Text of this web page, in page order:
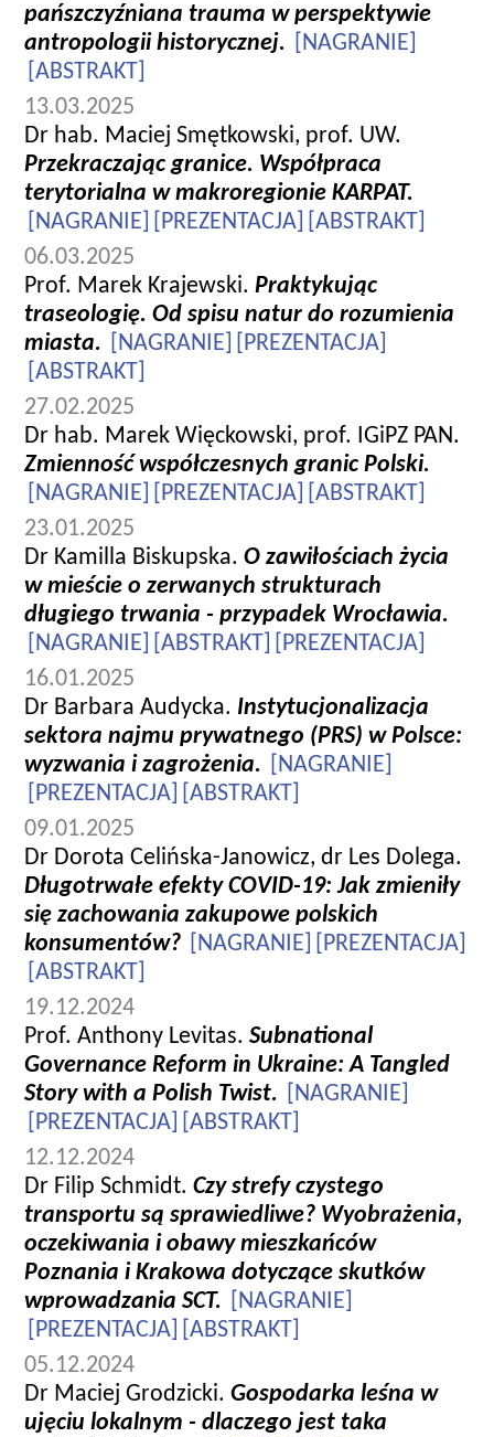
pańszczyźniana trauma w perspektywie
antropologii historycznej.
[NAGRANIE]
[ABSTRAKT]
13.03.2025
Dr hab. Maciej Smętkowski, prof. UW.
Przekraczając granice. Współpraca
terytorialna w makroregionie KARPAT.
[NAGRANIE]
[PREZENTACJA]
[ABSTRAKT]
06.03.2025
Prof. Marek Krajewski. Praktykując
traseologię. Od spisu natur do rozumienia
miasta.
[NAGRANIE]
[PREZENTACJA]
[ABSTRAKT]
27.02.2025
Dr hab. Marek Więckowski, prof. IGiPZ PAN.
Zmienność współczesnych granic Polski.
[NAGRANIE]
[PREZENTACJA]
[ABSTRAKT]
23.01.2025
Dr Kamilla Biskupska. O zawiłościach życia
w mieście o zerwanych strukturach
długiego trwania - przypadek Wrocławia.
[NAGRANIE]
[ABSTRAKT]
[PREZENTACJA]
16.01.2025
Dr Barbara Audycka. Instytucjonalizacja
sektora najmu prywatnego (PRS) w Polsce:
wyzwania i zagrożenia.
[NAGRANIE]
[PREZENTACJA]
[ABSTRAKT]
09.01.2025
Dr Dorota Celińska-Janowicz, dr Les Dolega.
Długotrwałe efekty COVID-19: Jak zmieniły
się zachowania zakupowe polskich
konsumentów?
[NAGRANIE]
[PREZENTACJA]
[ABSTRAKT]
19.12.2024
Prof. Anthony Levitas. Subnational
Governance Reform in Ukraine: A Tangled
Story with a Polish Twist.
[NAGRANIE]
[PREZENTACJA]
[ABSTRAKT]
12.12.2024
Dr Filip Schmidt. Czy strefy czystego
transportu są sprawiedliwe? Wyobrażenia,
oczekiwania i obawy mieszkańców
Poznania i Krakowa dotyczące skutków
wprowadzania SCT.
[NAGRANIE]
[PREZENTACJA]
[ABSTRAKT]
05.12.2024
Dr Maciej Grodzicki. Gospodarka leśna w
ujęciu lokalnym - dlaczego jest taka